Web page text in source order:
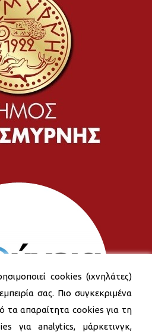
cookies (ιχνηλάτες)
σας. Πιο συγκεκριμένα
τα απαραίτητα cookies για τη
για analytics, μάρκετινγκ,